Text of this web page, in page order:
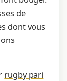
de
dont vous
rugby pari